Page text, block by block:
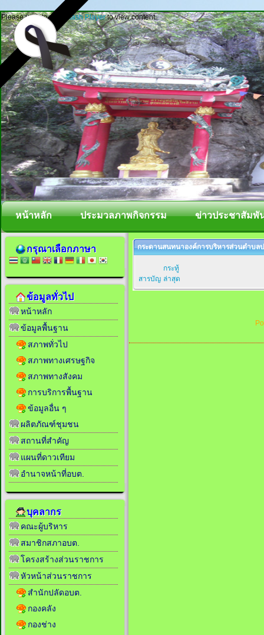
Please update your Flash Playerto view content.
หน้าหลัก ประมวลภาพกิจกรรม ข่าวประชาสัมพั
กระดานสนทนาองค์การบริหารส่วนตำบล
สารบัญ
กระทู้
ล่าสุด
กรุณาเลือกภาษา
ข้อมูลทั่วไป
หน้าหลัก
ข้อมูลพื้นฐาน
สภาพทั่วไป
สภาพทางเศรษฐกิจ
สภาพทางสังคม
การบริการพื้นฐาน
ข้อมูลอื่น ๆ
ผลิตภัณฑ์ชุมชน
สถานที่สำคัญ
แผนที่ดาวเทียม
อำนาจหน้าที่อบต.
บุคลากร
คณะผู้บริหาร
สมาชิกสภาอบต.
โครงสร้างส่วนราชการ
หัวหน้าส่วนราชการ
สำนักปลัดอบต.
กองคลัง
กองช่าง